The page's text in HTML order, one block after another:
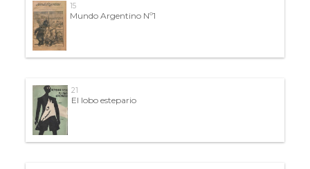
15
Mundo Argentino Nº1
21
El lobo estepario